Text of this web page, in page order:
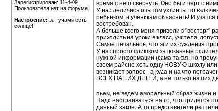
Зарегистрирован: 11-4-09
Пользователя нет на форуме
Настроение: за тучами есть
солнце!
время с него свернуть. Оно бы и черт с
У нас делились опытом ухтинцы по
ребенком, и ученикам объяснить! И учатся
востребован.
А больше всего меня привели в "восторг"
приходить на уроки в класс, учителя,
Самое печальное, что эти их суждения
У нас просто слишком затюканные
нужной информации (сама такая, но
своем районе хоть одну НОВУЮ школу или
возникает вопрос - а куда и на что
ВСЕХ НАШИХ ДЕТЕЙ, а не только наших
пьем, не ведем аморальный образ жизни
Надо настраиваться на то, что придется
данный закон. А то представители